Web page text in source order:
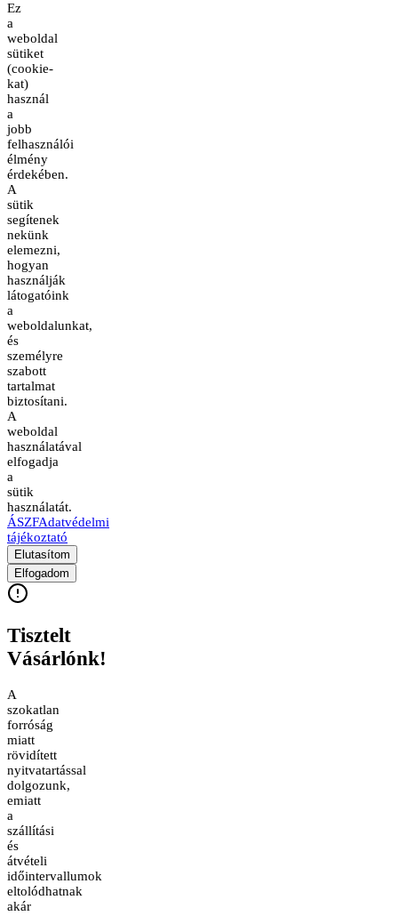
Ez
a
weboldal
sütiket
(cookie-
kat)
használ
a
jobb
felhasználói
élmény
érdekében.
A
sütik
segítenek
nekünk
elemezni,
hogyan
használják
látogatóink
a
weboldalunkat,
és
személyre
szabott
tartalmat
biztosítani.
A
weboldal
használatával
elfogadja
a
sütik
használatát.
ÁSZFAdatvédelmi
tájékoztató
Elutasítom
Elfogadom
Tisztelt
Vásárlónk!
A
szokatlan
forróság
miatt
rövidített
nyitvatartással
dolgozunk,
emiatt
a
szállítási
és
átvételi
időintervallumok
eltolódhatnak
akár